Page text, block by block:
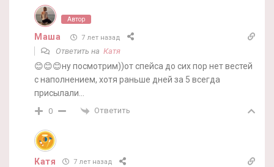
Автор
Маша 7 лет назад
Ответить на Катя
😊😊😊ну посмотрим))от спейса до сих пор нет вестей
с наполнением, хотя раньше дней за 5 всегда
присылали…
0 Ответить
Катя 7 лет назад